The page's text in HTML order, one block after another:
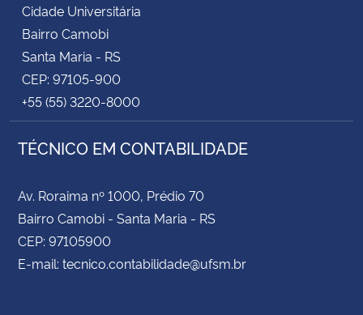
Cidade Universitária
Bairro Camobi
Santa Maria - RS
CEP: 97105-900
+55 (55) 3220-8000
TÉCNICO EM CONTABILIDADE
Av. Roraima nº 1000, Prédio 70
Bairro Camobi - Santa Maria - RS
CEP: 97105900
E-mail: tecnico.contabilidade@ufsm.br